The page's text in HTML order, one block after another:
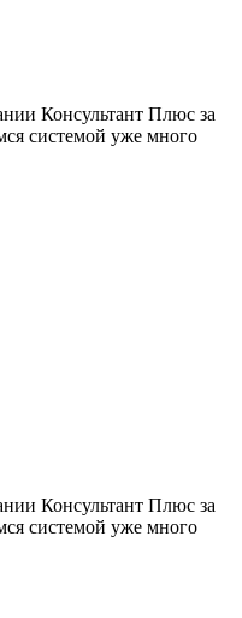
Консультант Плюс за
системой уже много
Консультант Плюс за
системой уже много